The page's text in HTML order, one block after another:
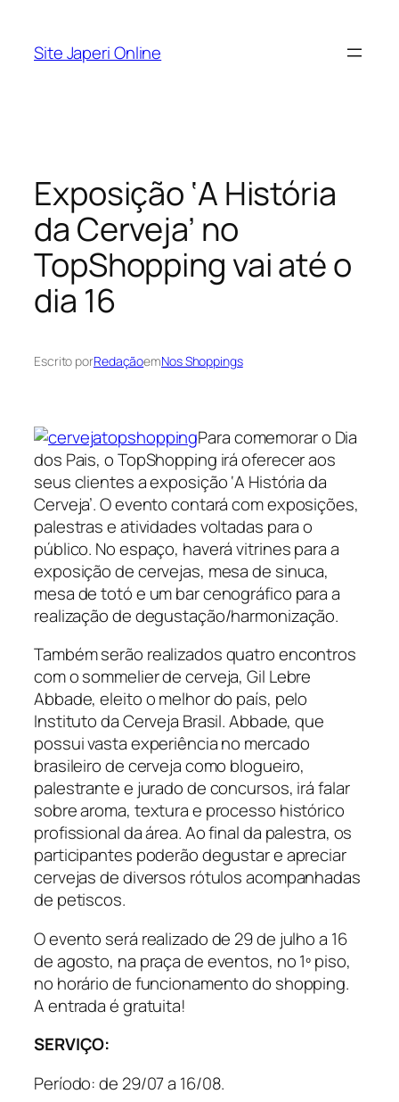
Site Japeri Online
Exposição ‘A História
da Cerveja’ no
TopShopping vai até o
dia 16
Escrito porRedaçãoemNos Shoppings
Para comemorar o Dia
dos Pais, o TopShopping irá oferecer aos
seus clientes a exposição ‘A História da
Cerveja’. O evento contará com exposições,
palestras e atividades voltadas para o
público. No espaço, haverá vitrines para a
exposição de cervejas, mesa de sinuca,
mesa de totó e um bar cenográfico para a
realização de degustação/harmonização.
Também serão realizados quatro encontros
com o sommelier de cerveja, Gil Lebre
Abbade, eleito o melhor do país, pelo
Instituto da Cerveja Brasil. Abbade, que
possui vasta experiência no mercado
brasileiro de cerveja como blogueiro,
palestrante e jurado de concursos, irá falar
sobre aroma, textura e processo histórico
profissional da área. Ao final da palestra, os
participantes poderão degustar e apreciar
cervejas de diversos rótulos acompanhadas
de petiscos.
O evento será realizado de 29 de julho a 16
de agosto, na praça de eventos, no 1º piso,
no horário de funcionamento do shopping.
A entrada é gratuita!
SERVIÇO:
Período: de 29/07 a 16/08.